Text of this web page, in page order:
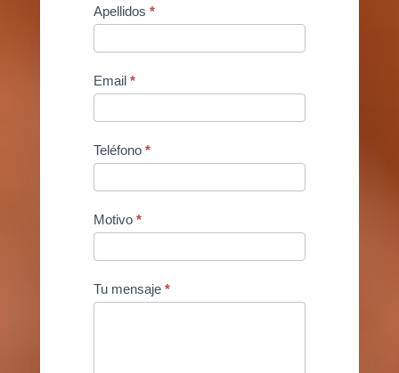
Apellidos *
Email *
Teléfono *
Motivo *
Tu mensaje *